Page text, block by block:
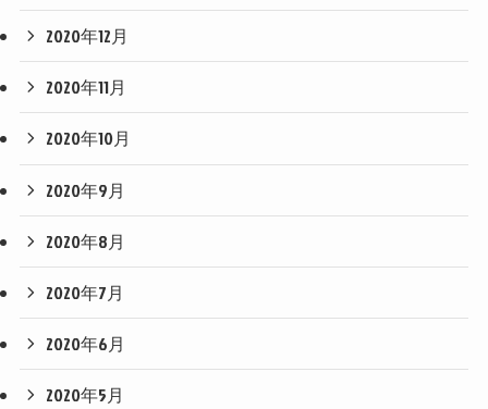
2020年12月
2020年11月
2020年10月
2020年9月
2020年8月
2020年7月
2020年6月
2020年5月